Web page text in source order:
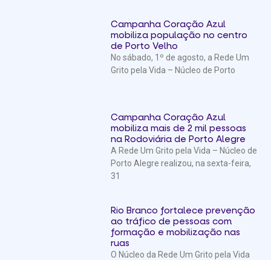
Campanha Coração Azul
mobiliza população no centro
de Porto Velho
No sábado, 1º de agosto, a Rede Um
Grito pela Vida – Núcleo de Porto
Campanha Coração Azul
mobiliza mais de 2 mil pessoas
na Rodoviária de Porto Alegre
A Rede Um Grito pela Vida – Núcleo de
Porto Alegre realizou, na sexta-feira,
31
Rio Branco fortalece prevenção
ao tráfico de pessoas com
formação e mobilização nas
ruas
O Núcleo da Rede Um Grito pela Vida